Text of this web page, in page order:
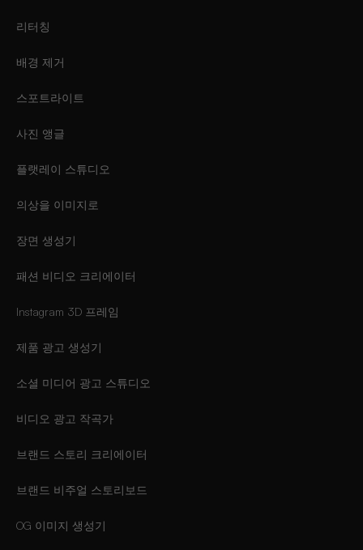
리터칭
배경 제거
스포트라이트
사진 앵글
플랫레이 스튜디오
의상을 이미지로
장면 생성기
패션 비디오 크리에이터
Instagram 3D 프레임
제품 광고 생성기
소셜 미디어 광고 스튜디오
비디오 광고 작곡가
브랜드 스토리 크리에이터
브랜드 비주얼 스토리보드
OG 이미지 생성기